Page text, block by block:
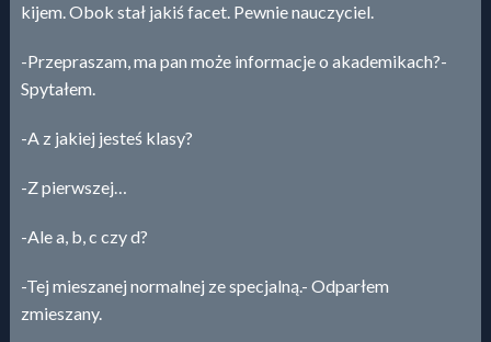
kijem. Obok stał jakiś facet. Pewnie nauczyciel.
-Przepraszam, ma pan może informacje o akademikach?-
Spytałem.
-A z jakiej jesteś klasy?
-Z pierwszej…
-Ale a, b, c czy d?
-Tej mieszanej normalnej ze specjalną.- Odparłem
zmieszany.